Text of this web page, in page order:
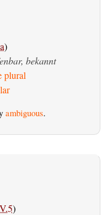
)
bekannt
plural
ambiguous.
)